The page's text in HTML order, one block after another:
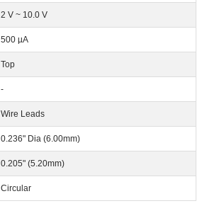
2 V ~ 10.0 V
500 µA
Top
-
Wire Leads
0.236" Dia (6.00mm)
0.205" (5.20mm)
Circular